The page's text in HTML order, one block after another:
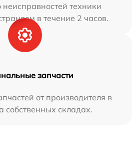
техники
в течение 2 часов.
запчасти
от производителя в
собственных складах.